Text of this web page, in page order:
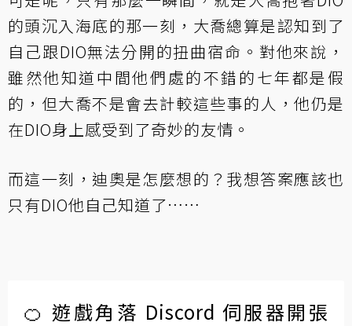
的頭沉入海底的那一刻，大喬總算是認知到了
自己跟DIO無法分開的扭曲宿命。對他來說，
雖然他知道中間他們處的不錯的七年都是假
的，但大喬不是會去計較這些事的人，他仍是
在DIO身上感受到了奇妙的友情。
而這一刻，迪奧是怎麼想的？我想答案應該也
只有DIO他自己知道了……
🍊 遊戲角落 Discord 伺服器開張